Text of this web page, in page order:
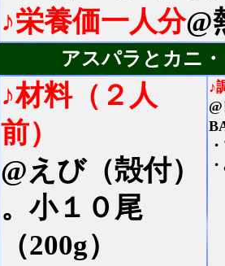
♪栄養価一人分@
アスパラとカニ
♪材料（２人
前）
@えび（殻付）
。小１０尾
（200g）
♪